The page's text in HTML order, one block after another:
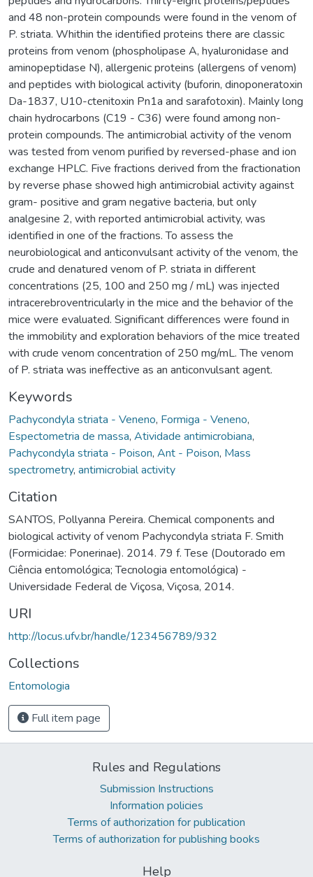
and 48 non-protein compounds were found in the venom of
P. striata. Whithin the identified proteins there are classic
proteins from venom (phospholipase A, hyaluronidase and
aminopeptidase N), allergenic proteins (allergens of venom)
and peptides with biological activity (buforin, dinoponeratoxin
Da-1837, U10-ctenitoxin Pn1a and sarafotoxin). Mainly long
chain hydrocarbons (C19 - C36) were found among non-
protein compounds. The antimicrobial activity of the venom
was tested from venom purified by reversed-phase and ion
exchange HPLC. Five fractions derived from the fractionation
by reverse phase showed high antimicrobial activity against
gram- positive and gram negative bacteria, but only
analgesine 2, with reported antimicrobial activity, was
identified in one of the fractions. To assess the
neurobiological and anticonvulsant activity of the venom, the
crude and denatured venom of P. striata in different
concentrations (25, 100 and 250 mg / mL) was injected
intracerebroventricularly in the mice and the behavior of the
mice were evaluated. Significant differences were found in
the immobility and exploration behaviors of the mice treated
with crude venom concentration of 250 mg/mL. The venom
of P. striata was ineffective as an anticonvulsant agent.
Keywords
Pachycondyla striata - Veneno, Formiga - Veneno,
Espectometria de massa, Atividade antimicrobiana,
Pachycondyla striata - Poison, Ant - Poison, Mass
spectrometry, antimicrobial activity
Citation
SANTOS, Pollyanna Pereira. Chemical components and
biological activity of venom Pachycondyla striata F. Smith
(Formicidae: Ponerinae). 2014. 79 f. Tese (Doutorado em
Ciência entomológica; Tecnologia entomológica) -
Universidade Federal de Viçosa, Viçosa, 2014.
URI
http://locus.ufv.br/handle/123456789/932
Collections
Entomologia
Full item page
Rules and Regulations
Submission Instructions
Information policies
Terms of authorization for publication
Terms of authorization for publishing books
Help